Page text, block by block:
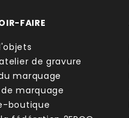
FAIRE
de gravure
marquage
marquage
boutique